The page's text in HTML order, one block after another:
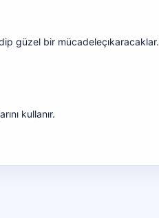
güzel bir mücadeleçıkaracaklar.
kullanır.